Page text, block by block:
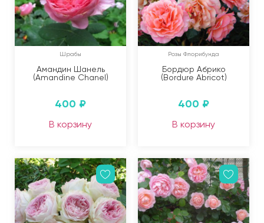
Шрабы
Амандин Шанель
(Amandine Chanel)
400 ₽
В корзину
Розы Флорибунда
Бордюр Абрико
(Bordure Abricot)
400 ₽
В корзину